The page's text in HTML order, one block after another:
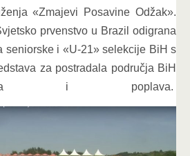
«Zmajevi Posavine Odžak».
prvenstvo u Brazil odigrana
seniorske i «U-21» selekcije BiH s
za postradala područja BiH
i poplava.